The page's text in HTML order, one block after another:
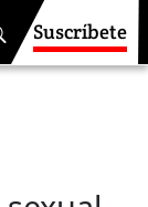
Suscríbete